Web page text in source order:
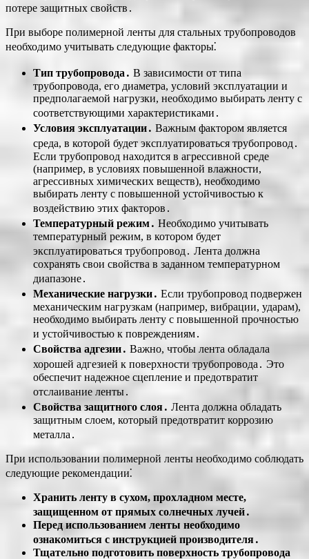
потере защитных свойств․
При выборе полимерной ленты для стальных трубопроводов
необходимо учитывать следующие факторы⁚
Тип трубопровода․ В зависимости от типа
трубопровода, его диаметра, условий эксплуатации и
предполагаемой нагрузки, необходимо выбирать ленту с
соответствующими характеристиками․
Условия эксплуатации․ Важным фактором является
среда, в которой будет эксплуатироваться трубопровод․
Если трубопровод находится в агрессивной среде
(например, в условиях повышенной влажности,
агрессивных химических веществ), необходимо
выбирать ленту с повышенной устойчивостью к
воздействию этих факторов․
Температурный режим․ Необходимо учитывать
температурный режим, в котором будет
эксплуатироваться трубопровод․ Лента должна
сохранять свои свойства в заданном температурном
диапазоне․
Механические нагрузки․ Если трубопровод подвержен
механическим нагрузкам (например, вибрации, ударам),
необходимо выбирать ленту с повышенной прочностью
и устойчивостью к повреждениям․
Свойства адгезии․ Важно, чтобы лента обладала
хорошей адгезией к поверхности трубопровода․ Это
обеспечит надежное сцепление и предотвратит
отслаивание ленты․
Свойства защитного слоя․ Лента должна обладать
защитным слоем, который предотвратит коррозию
металла․
При использовании полимерной ленты необходимо соблюдать
следующие рекомендации⁚
Хранить ленту в сухом, прохладном месте,
защищенном от прямых солнечных лучей․
Перед использованием ленты необходимо
ознакомиться с инструкцией производителя․
Тщательно подготовить поверхность трубопровода